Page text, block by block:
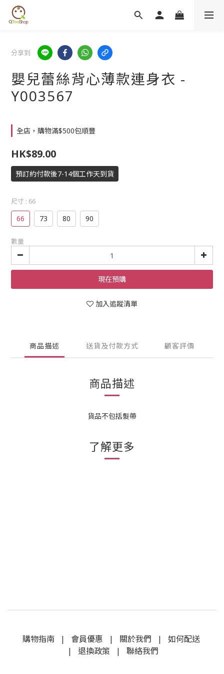
分享到
嬰兒蕾絲背心薄款連身衣 -
Y003567
全店，購物滿$500包順豐
HK$89.00
預訂約付款後7-14個工作天到貨
尺寸 : 66
66 73 80 90
數量
現在預購
加入追蹤清單
商品描述 送貨及付款方式 顧客評價
商品描述
貨品不包括髮帶
了解更多
購物指南| 會員優惠 | 關於我們 | 如何配送
| 退換政策 | 聯絡我們